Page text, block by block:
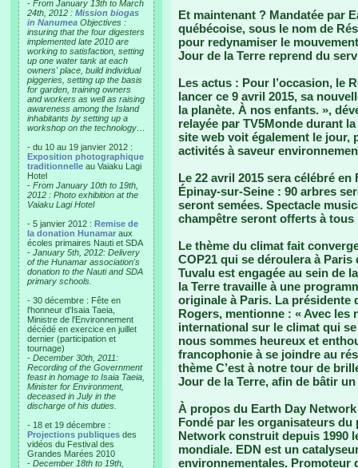
- From January 13th to March
24th, 2012 : Mission biogas
in Nanumea Objectives :
insuring that the four digesters
implemented late 2010 are
working to satisfaction, setting
up one water tank at each
owners' place, build individual
piggeries, setting up the basis
for garden, training owners
and workers as well as raising
awareness among the Island
inhabitants by setting up a
workshop on the technology…
- du 10 au 19 janvier 2012 :
Exposition photographique
traditionnelle au Vaiaku Lagi
Hotel
- From January 10th to 19th,
2012 : Photo exhibition at the
Vaiaku Lagi Hotel
- 5 janvier 2012 : Remise de
la donation Hunamar aux
écoles primaires Nauti et SDA
- January 5th, 2012: Delivery
of the Hunamar association's
donation to the Nauti and SDA
primary schools.
- 30 décembre : Fête en
l'honneur d'Isaia Taeia,
Ministre de l'Environnement
décédé en exercice en juillet
dernier (participation et
tournage)
- December 30th, 2011:
Recording of the Government
feast in homage to Isaia Taeia,
Minister for Environment,
deceased in July in the
discharge of his duties.
- 18 et 19 décembre :
Projections publiques des
vidéos du Festival des
Grandes Marées 2010
- December 18th to 19th,
Et maintenant ? Mandatée par
québécoise, sous le nom de
pour redynamiser le
Jour de la Terre reprend du
Les actus : Pour l’occasion, le
lancer ce 9 avril 2015, sa
la planète. À nos enfants. »,
relayée par TV5Monde durant
site web voit également le
activités à saveur
Le 22 avril 2015 sera célébré
Épinay-sur-Seine : 90 arbres
seront semées. Spectacle
champêtre seront offerts à
Le thème du climat fait
COP21 qui se déroulera à Paris
Tuvalu est engagée au sein de
la Terre travaille à une
originale à Paris. La présidente
Rogers, mentionne : « Avec les
international sur le climat qui
nous sommes heureux et
francophonie à se joindre au
thème C’est à notre tour de
Jour de la Terre, afin de bâtir
À propos du Earth Day
Fondé par les organisateurs du
Network construit depuis 1990
mondiale. EDN est un
environnementales. Promoteur